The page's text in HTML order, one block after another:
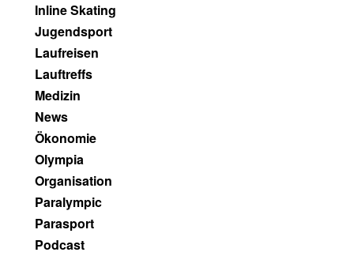
Inline Skating
Jugendsport
Laufreisen
Lauftreffs
Medizin
News
Ökonomie
Olympia
Organisation
Paralympic
Parasport
Podcast